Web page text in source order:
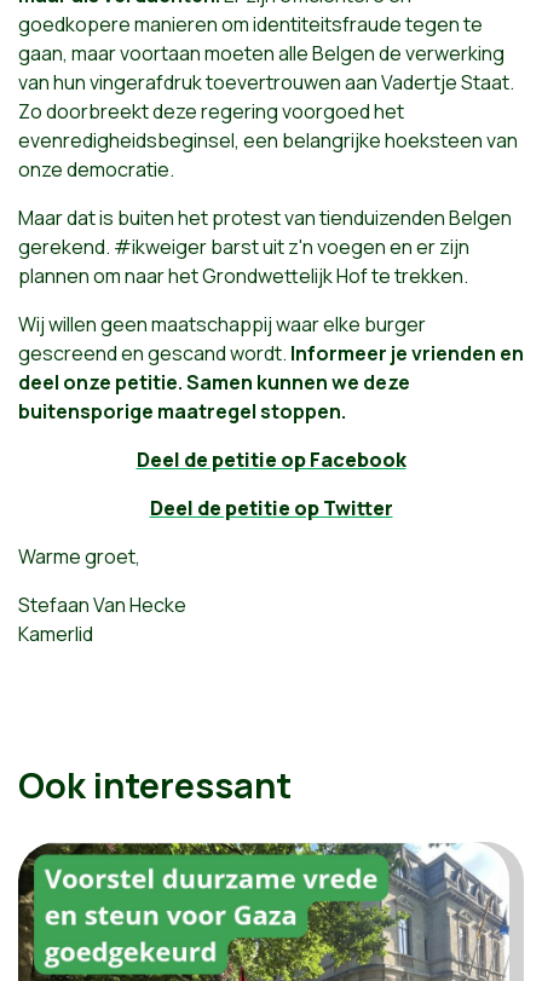
goedkopere manieren om identiteitsfraude tegen te
gaan, maar voortaan moeten alle Belgen de verwerking
van hun vingerafdruk toevertrouwen aan Vadertje Staat.
Zo doorbreekt deze regering voorgoed het
evenredigheidsbeginsel, een belangrijke hoeksteen van
onze democratie.
Maar dat is buiten het protest van tienduizenden Belgen
gerekend. #ikweiger barst uit z'n voegen en er zijn
plannen om naar het Grondwettelijk Hof te trekken.
Wij willen geen maatschappij waar elke burger
gescreend en gescand wordt. Informeer je vrienden en
deel onze petitie. Samen kunnen we deze
buitensporige maatregel stoppen.
Deel de petitie op Facebook
Deel de petitie op Twitter
Warme groet,
Stefaan Van Hecke
Kamerlid
Ook interessant